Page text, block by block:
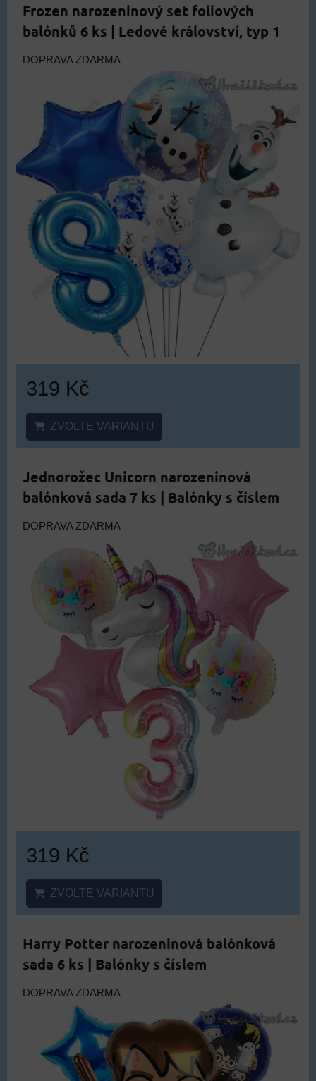
Frozen narozeninový set foliových
balónků 6 ks | Ledové království, typ 1
DOPRAVA ZDARMA
319 Kč
ZVOLTE VARIANTU
Jednorožec Unicorn narozeninová
balónková sada 7 ks | Balónky s číslem
DOPRAVA ZDARMA
319 Kč
ZVOLTE VARIANTU
Harry Potter narozeninová balónková
sada 6 ks | Balónky s číslem
DOPRAVA ZDARMA